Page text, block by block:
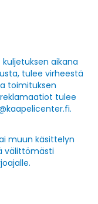
aikana
tulee virheestä
toimituksen
tulee
muun käsittelyn
välittömästi